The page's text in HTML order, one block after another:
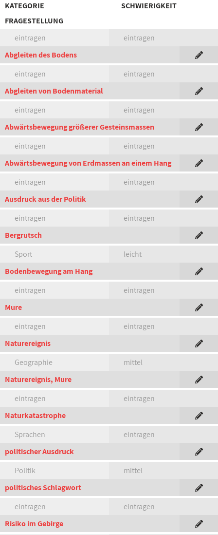
KATEGORIE
SCHWIERIGKEIT
FRAGESTELLUNG
eintragen
eintragen
Abgleiten des Bodens
eintragen
eintragen
Abgleiten von Bodenmaterial
eintragen
eintragen
Abwärtsbewegung größerer Gesteinsmassen
eintragen
eintragen
Abwärtsbewegung von Erdmassen an einem Hang
eintragen
eintragen
Ausdruck aus der Politik
eintragen
eintragen
Bergrutsch
Sport
leicht
Bodenbewegung am Hang
eintragen
eintragen
Mure
eintragen
eintragen
Naturereignis
Geographie
mittel
Naturereignis, Mure
eintragen
eintragen
Naturkatastrophe
Sprachen
eintragen
politischer Ausdruck
Politik
mittel
politisches Schlagwort
eintragen
eintragen
Risiko im Gebirge